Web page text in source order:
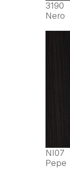
3190
Nero
NI07
Pepe